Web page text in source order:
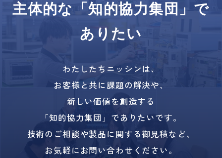
主体的な「知的協力集団」で
ありたい
わたしたちニッシンは、
お客様と共に課題の解決や、
新しい価値を創造する
「知的協力集団」でありたいです。
技術のご相談や製品に関する御見積など、
お気軽にお問い合わせください。